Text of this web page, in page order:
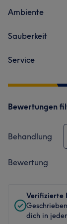
Ambiente
Sauberkeit
Service
Bewertungen
Behandlung
Bewertung
Verifizierte
dich in